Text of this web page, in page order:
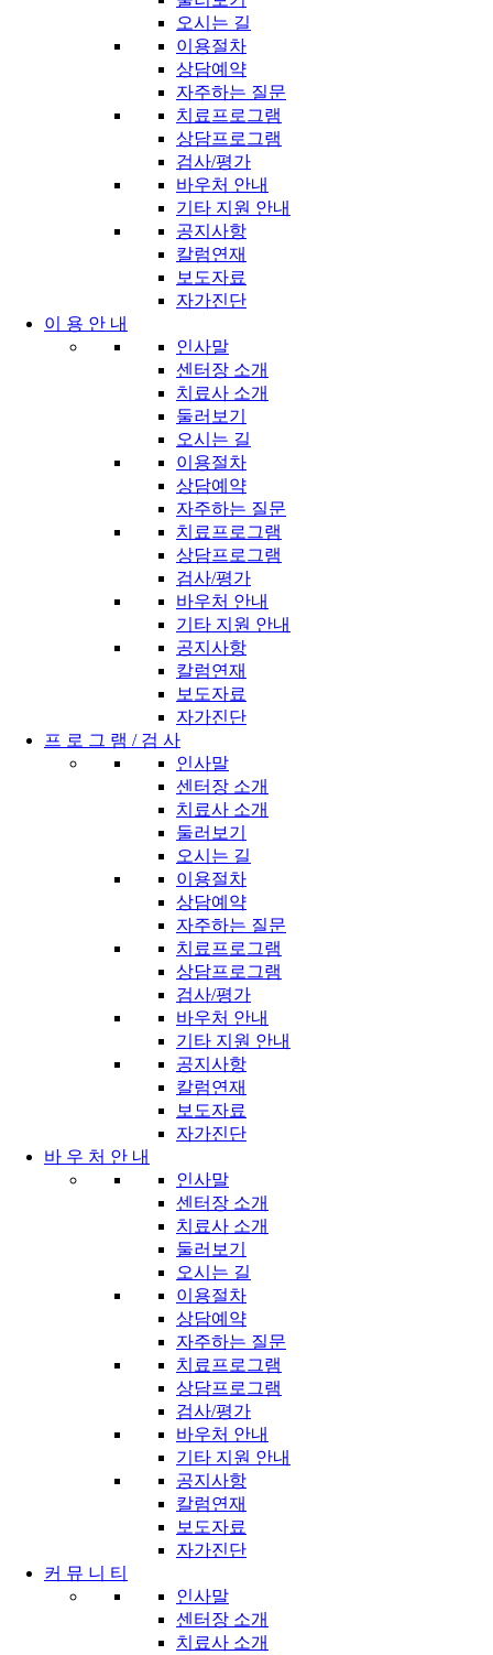
오시는 길
이용절차
상담예약
자주하는 질문
치료프로그램
상담프로그램
검사/평가
바우처 안내
기타 지원 안내
공지사항
칼럼연재
보도자료
자가진단
이 용 안 내
인사말
센터장 소개
치료사 소개
둘러보기
오시는 길
이용절차
상담예약
자주하는 질문
치료프로그램
상담프로그램
검사/평가
바우처 안내
기타 지원 안내
공지사항
칼럼연재
보도자료
자가진단
프 로 그 램 / 검 사
인사말
센터장 소개
치료사 소개
둘러보기
오시는 길
이용절차
상담예약
자주하는 질문
치료프로그램
상담프로그램
검사/평가
바우처 안내
기타 지원 안내
공지사항
칼럼연재
보도자료
자가진단
바 우 처 안 내
인사말
센터장 소개
치료사 소개
둘러보기
오시는 길
이용절차
상담예약
자주하는 질문
치료프로그램
상담프로그램
검사/평가
바우처 안내
기타 지원 안내
공지사항
칼럼연재
보도자료
자가진단
커 뮤 니 티
인사말
센터장 소개
치료사 소개